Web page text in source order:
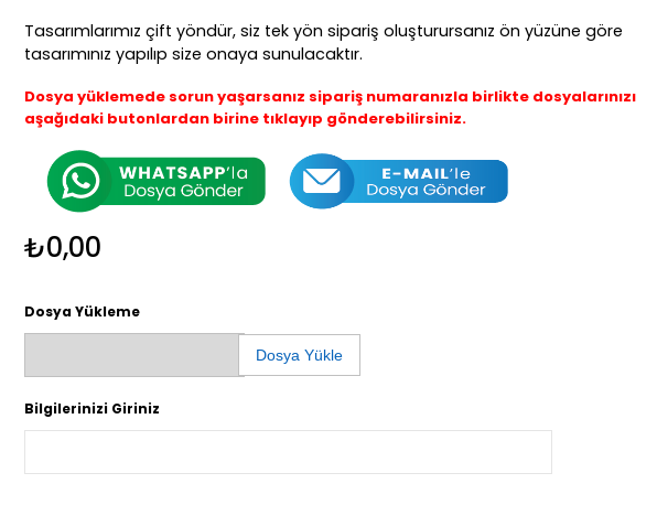
Tasarımlarımız çift yöndür, siz tek yön sipariş oluşturursanız ön yüzüne göre
tasarımınız yapılıp size onaya sunulacaktır.
Dosya yüklemede sorun yaşarsanız sipariş numaranızla birlikte dosyalarınızı
aşağıdaki butonlardan birine tıklayıp gönderebilirsiniz.
₺0,00
Dosya Yükleme
Dosya Yükle
Bilgilerinizi Giriniz